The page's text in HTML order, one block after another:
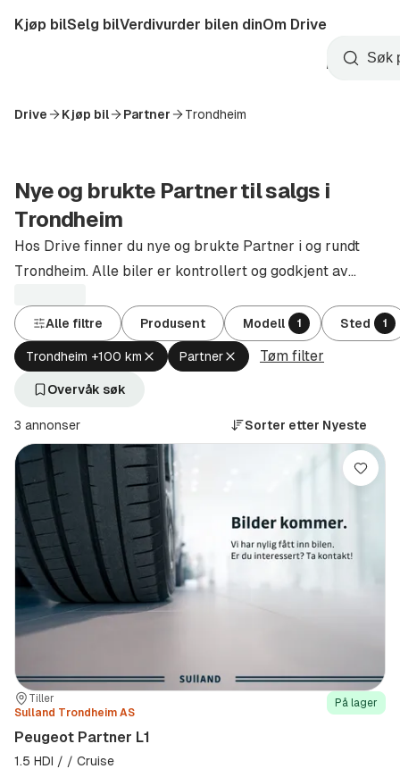
til
Startside
Kjøp bilSelg bilVerdivurder bilen dinOm Drive
Opprett
konto
Søk
Drive Kjøp bil Partner Trondheim
Nye og brukte Partner til salgs i
Trondheim
Hos Drive finner du nye og brukte Partner i og rundt
Trondheim. Alle biler er kontrollert og godkjent av
Alle filtre Produsent Modell 1 Sted 1
Trondheim +100 km Fjern
aktivt
(Sted)
Partner Fjern
aktivt
(Modell)
Tøm filter
Overvåk søk
3 annonser Sorter etter Nyeste
Sted:
Tiller
Forhandler:
Sulland Trondheim AS
På lager
Peugeot Partner L1
1.5 HDI / / Cruise
Lagre